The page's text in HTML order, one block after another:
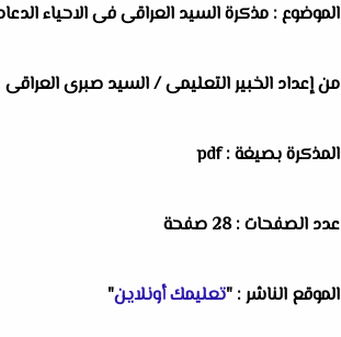
الموضوع : مذكرة السيد العراقى فى الاحياء
من إعداد الخبير التعليمى / السيد صبرى العراقى
المذكرة بصيغة : pdf
عدد الصفحات : 28 صفحة
الموقع الناشر : "تعليمك أونلاين"